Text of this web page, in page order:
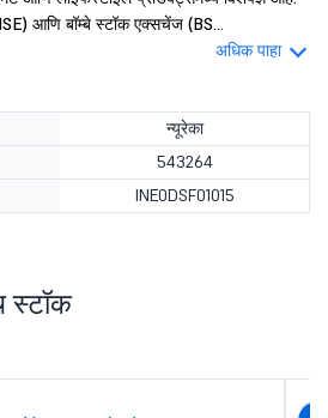
आणि बॉम्बे स्टॉक एक्सचेंज (BS...
अधिक पाहा
न्यूरेका
543264
INE0DSF01015
स्टॉक